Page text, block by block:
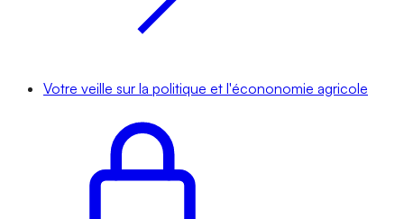
Votre veille sur la politique et l'écononomie agricole